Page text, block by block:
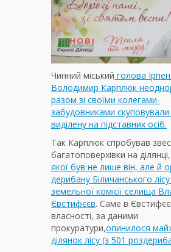
Чинний міський голова
Володимир Карплюк
разом зі своїми колегами-
забудовниками
виділену на підставних осіб.
Так Карплюк спробував
багатоповерхівки на
якої був не лише він, але й
дерибану Біличанського
земельної комісії селища
Євстифєєв. Саме в
власності, за даними
прокуратури,опинилося
ділянок лісу (з 501